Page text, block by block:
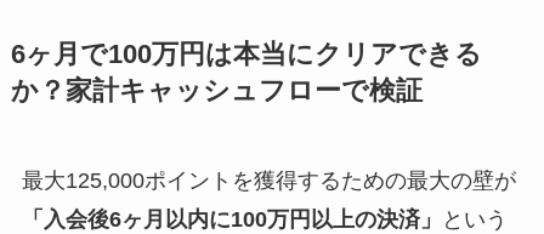
6ヶ月で100万円は本当にクリアできる
か？家計キャッシュフローで検証
最大125,000ポイントを獲得するための最大の壁が
「入会後6ヶ月以内に100万円以上の決済」
という